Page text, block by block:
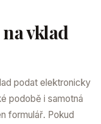
vklad
podat elektronicky
podobě i samotná
formulář. Pokud